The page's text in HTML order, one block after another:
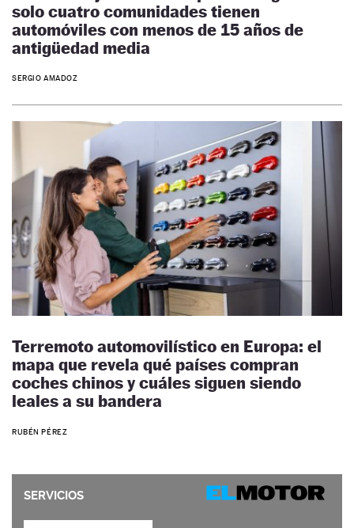
solo cuatro comunidades tienen
automóviles con menos de 15 años de
antigüedad media
SERGIO AMADOZ
Terremoto automovilístico en Europa: el
mapa que revela qué países compran
coches chinos y cuáles siguen siendo
leales a su bandera
RUBÉN PÉREZ